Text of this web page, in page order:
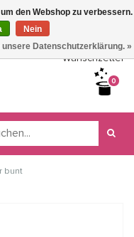
Sie derzeit nicht
Wunschzettel
0
bunt
den Webshop zu verbessern.
Nein
Datenschutzerklärung. »